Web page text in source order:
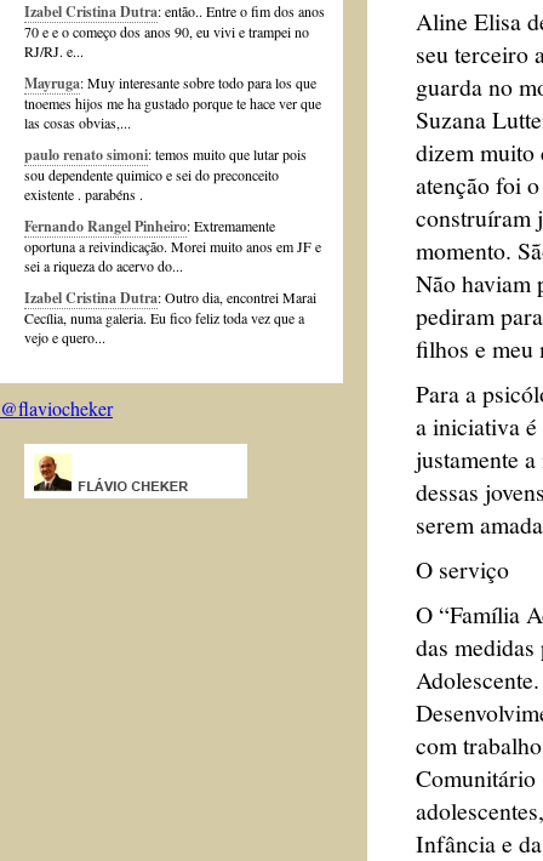
Izabel Cristina Dutra: então.. Entre o fim dos anos
70 e e o começo dos anos 90, eu vivi e trampei no
RJ/RJ. e...
Mayruga: Muy interesante sobre todo para los que
tnoemes hijos me ha gustado porque te hace ver que
las cosas obvias,...
paulo renato simoni: temos muito que lutar pois
sou dependente quimico e sei do preconceito
existente . parabéns .
Fernando Rangel Pinheiro: Extremamente
oportuna a reivindicação. Morei muito anos em JF e
sei a riqueza do acervo do...
Izabel Cristina Dutra: Outro dia, encontrei Marai
Cecília, numa galeria. Eu fico feliz toda vez que a
vejo e quero...
@flaviocheker
Aline Elisa
seu terceiro
guarda no
Suzana
dizem muito
atenção foi
construíram
momento.
Não haviam
pediram
filhos e meu
Para a
a iniciativa
justamente
dessas
serem
O serviço
O “Família
das
com
Comunitário
Infância e